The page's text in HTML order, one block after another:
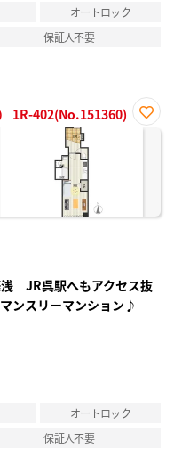
オートロック
保証人不要
1R-402(No.151360)
お気
浅 JR呉駅へもアクセス抜
ンスリーマンション♪
オートロック
保証人不要